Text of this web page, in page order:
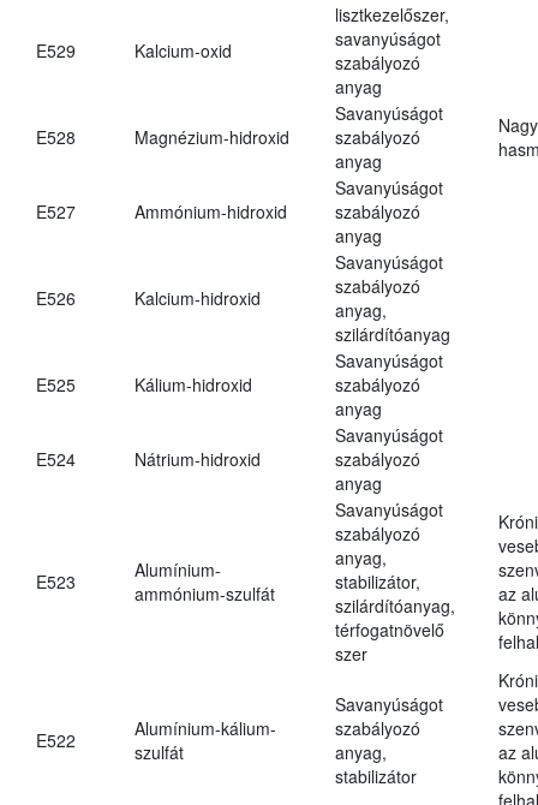
E529 Kalcium-oxid
lisztkezelőszer,
savanyúságot
szabályozó
anyag
E528 Magnézium-hidroxid
Savanyúságot
szabályozó
anyag
E527 Ammónium-hidroxid
Savanyúságot
szabályozó
anyag
E526 Kalcium-hidroxid
Savanyúságot
szabályozó
anyag,
szilárdítóanyag
E525 Kálium-hidroxid
Savanyúságot
szabályozó
anyag
E524 Nátrium-hidroxid
Savanyúságot
szabályozó
anyag
E523
Alumínium-
ammónium-szulfát
Savanyúságot
szabályozó
anyag,
stabilizátor,
szilárdítóanyag,
térfogatnövelő
szer
az
E522
Alumínium-kálium-
szulfát
Savanyúságot
szabályozó
anyag,
stabilizátor
az